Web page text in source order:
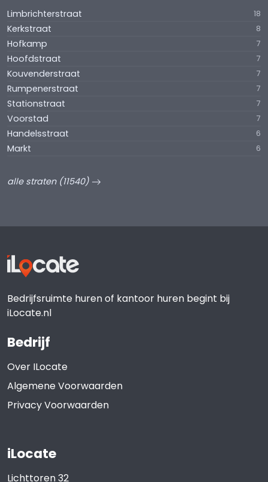
Limbrichterstraat 18
Kerkstraat 8
Hofkamp 7
Hoofdstraat 7
Kouvenderstraat 7
Rumpenerstraat 7
Stationstraat 7
Voorstad 7
Handelsstraat 6
Markt 6
alle straten (11540)
Bedrijfsruimte huren of kantoor huren begint bij
iLocate.nl
Bedrijf
Over ILocate
Algemene Voorwaarden
Privacy Voorwaarden
iLocate
Lichttoren 32